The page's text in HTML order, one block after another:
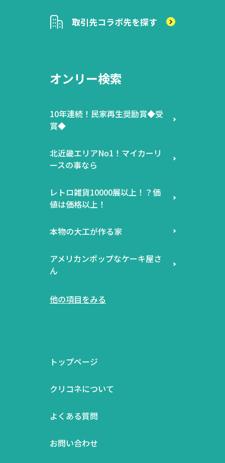
取引先コラボ先を探す
オンリー検索
10年連続！民家再生奨励賞◆受
賞◆
北近畿エリアNo1！マイカーリ
ースの事なら
レトロ雑貨10000展以上！？価
値は価格以上！
本物の大工が作る家
アメリカンポップなケーキ屋さ
ん
他の項目をみる
トップページ
クリコネについて
よくある質問
お問い合わせ